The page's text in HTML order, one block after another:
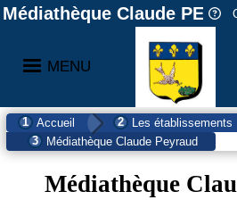
Médiathèque Claude
MENU
Accueil
Les établissements
Médiathèque Claude Peyraud
Médiathèque